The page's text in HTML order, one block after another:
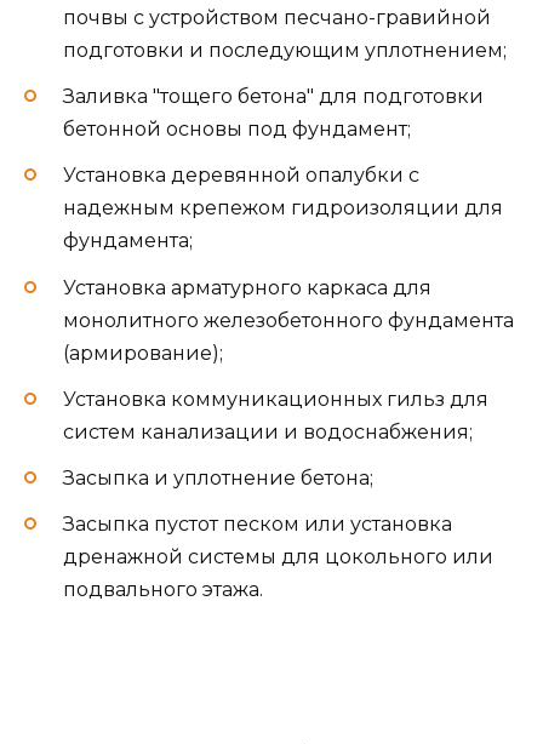
почвы с устройством песчано-гравийной
подготовки и последующим уплотнением;
Заливка "тощего бетона" для подготовки
бетонной основы под фундамент;
Установка деревянной опалубки с
надежным крепежом гидроизоляции для
фундамента;
Установка арматурного каркаса для
монолитного железобетонного фундамента
(армирование);
Установка коммуникационных гильз для
систем канализации и водоснабжения;
Засыпка и уплотнение бетона;
Засыпка пустот песком или установка
дренажной системы для цокольного или
подвального этажа.